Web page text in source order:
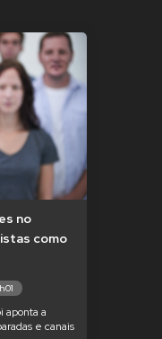
no
como
aponta a
e canais